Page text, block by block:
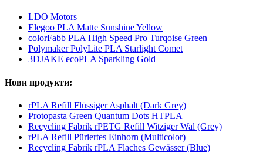
LDO Motors
Elegoo PLA Matte Sunshine Yellow
colorFabb PLA High Speed Pro Turqoise Green
Polymaker PolyLite PLA Starlight Comet
3DJAKE ecoPLA Sparkling Gold
Нови продукти:
rPLA Refill Flüssiger Asphalt (Dark Grey)
Protopasta Green Quantum Dots HTPLA
Recycling Fabrik rPETG Refill Witziger Wal (Grey)
rPLA Refill Püriertes Einhorn (Multicolor)
Recycling Fabrik rPLA Flaches Gewässer (Blue)